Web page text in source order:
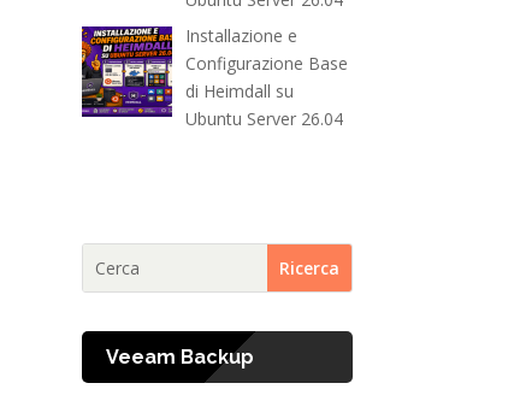
Installazione e
Configurazione Base
di Heimdall su
Ubuntu Server 26.04
Veeam Backup